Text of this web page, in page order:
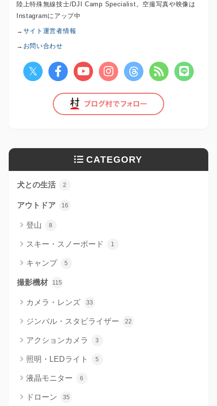
陸上特殊無線技士/DJI Camp Specialist。空撮写真や映像は
Instagramにアップ中
→ サイト運営者情報
→ お問い合わせ
CATEGORY
犬との生活 2
アウトドア 16
登山 8
スキー・スノーボード 1
キャンプ 5
撮影機材 115
カメラ・レンズ 33
ジンバル・スタビライザー 22
アクションカメラ 3
照明・LEDライト 5
液晶モニター 6
ドローン 35